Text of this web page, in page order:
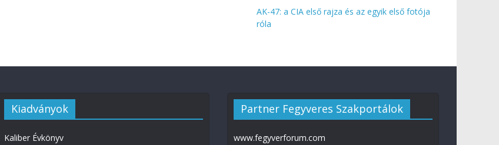
AK-47: a CIA első rajza és az egyik első fotója
róla
Kiadványok
Kaliber Évkönyv
Partner Fegyveres Szakportálok
www.fegyverforum.com